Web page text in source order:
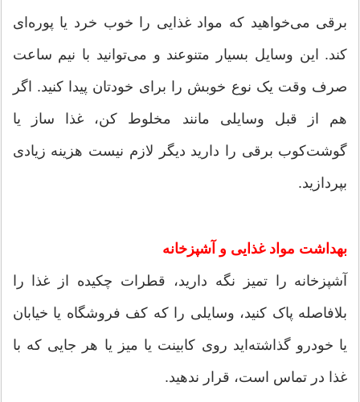
برقی می‌خواهید که مواد غذایی را خوب خرد یا پوره‌ای
کند. این وسایل بسیار متنوعند و می‌توانید با نیم ساعت
صرف وقت یک نوع خوبش را برای خودتان پیدا کنید. اگر
هم از قبل وسایلی مانند مخلوط کن، غذا ساز یا
گوشت‌کوب برقی را دارید دیگر لازم نیست هزینه زیادی
بپردازید.
بهداشت مواد غذایی و آشپزخانه
آشپزخانه را تمیز نگه دارید، قطرات چکیده از غذا را
بلافاصله پاک کنید، وسایلی را که كف فروشگاه یا خیابان
یا خودرو گذاشته‌اید روی کابینت یا میز یا هر جایی که با
غذا در تماس است، قرار ندهید.